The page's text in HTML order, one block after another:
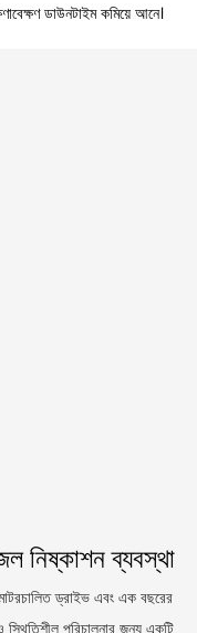
ডাউনটাইম কমিয়ে আনে।
নিষ্কাশন ব্যবস্থা
ড্রাইভ এবং এক বছরের